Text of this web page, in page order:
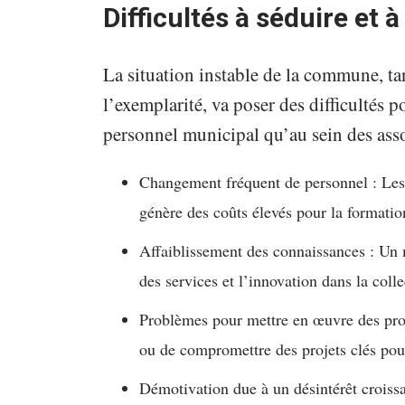
Difficultés à séduire et
La situation instable de la commune,
l’exemplarité, va poser des difficultés
personnel municipal qu’au sein des
Changement fréquent de personnel :
génère des coûts élevés pour la
Affaiblissement des connaissances :
des services et l’innovation dans la
Problèmes pour mettre en œuvre des
ou de compromettre des projets clés
Démotivation due à un désintérêt